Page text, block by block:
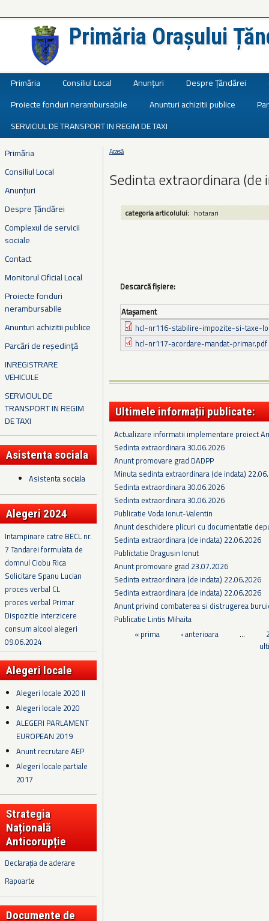
Primăria Orașului
Primăria Consiliul Local Anunțuri Despre Țăndărei
Proiecte fonduri nerambursabile
Anunturi achizitii publice
SERVICIUL DE TRANSPORT IN REGIM DE TAXI
Primăria
Consiliul Local
Anunțuri
Despre Țăndărei
Complexul de servicii
sociale
Contact
Monitorul Oficial Local
Proiecte fonduri
nerambursabile
Anunturi achizitii publice
Parcări de reședință
INREGISTRARE
VEHICULE
SERVICIUL DE
TRANSPORT IN REGIM
DE TAXI
Asistenta sociala
Asistenta sociala
Alegeri 2024
Intampinare catre BECL nr.
7 Tandarei formulata de
domnul Ciobu Rica
Solicitare Spanu Lucian
proces verbal CL
proces verbal Primar
Dispozitie interzicere
consum alcool alegeri
09.06.2024
Alegeri locale
Alegeri locale 2020 II
Alegeri locale 2020
ALEGERI PARLAMENT
EUROPEAN 2019
Anunt recrutare AEP
Alegeri locale partiale
2017
Strategia
Națională
Anticorupție
Declarația de aderare
Rapoarte
Documente de
Eşti aici
Acasă
Sedinta extraordinara (de
categoria articolului: hotarari
Descarcă fișiere:
Ataşament
hcl-nr116-stabilire-impozite-si-taxe-
hcl-nr117-acordare-mandat-primar.pdf
Ultimele informații publicate:
Actualizare informatii implementare proiect
Sedinta extraordinara 30.06.2026
Anunt promovare grad DADPP
Minuta sedinta extraordinara (de indata)
Sedinta extraordinara 30.06.2026
Sedinta extraordinara 30.06.2026
Publicatie Voda Ionut-Valentin
Anunt deschidere plicuri cu documentatie
Sedinta extraordinara (de indata) 22.06.2026
Publictatie Dragusin Ionut
Anunt promovare grad 23.07.2026
Sedinta extraordinara (de indata) 22.06.2026
Sedinta extraordinara (de indata) 22.06.2026
Anunt privind combaterea si distrugerea
Publicatie Lintis Mihaita
Pagini
« prima ‹ anterioara …